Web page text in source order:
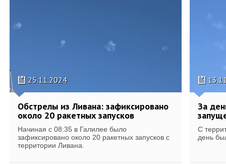
25.11.2024
Обстрелы из Ливана: зафиксировано
около 20 ракетных запусков
Начиная с 08:35 в Галилее было
зафиксировано около 20 ракетных запусков с
территории Ливана.
За
С
день